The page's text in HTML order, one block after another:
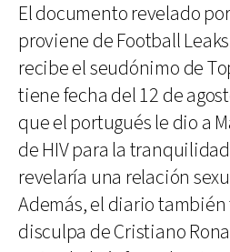
El documento revelado
proviene de Football
recibe el seudónimo de
tiene fecha del 12 de
que el portugués le dio a
de HIV para la
revelaría una relación
Además, el diario
disculpa de Cristiano